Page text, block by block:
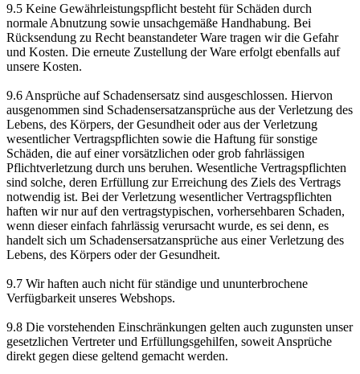
9.5 Keine Gewährleistungspflicht besteht für Schäden durch
normale Abnutzung sowie unsachgemäße Handhabung. Bei
Rücksendung zu Recht beanstandeter Ware tragen wir die Gefahr
und Kosten. Die erneute Zustellung der Ware erfolgt ebenfalls auf
unsere Kosten.
9.6 Ansprüche auf Schadensersatz sind ausgeschlossen. Hiervon
ausgenommen sind Schadensersatzansprüche aus der Verletzung des
Lebens, des Körpers, der Gesundheit oder aus der Verletzung
wesentlicher Vertragspflichten sowie die Haftung für sonstige
Schäden, die auf einer vorsätzlichen oder grob fahrlässigen
Pflichtverletzung durch uns beruhen. Wesentliche Vertragspflichten
sind solche, deren Erfüllung zur Erreichung des Ziels des Vertrags
notwendig ist. Bei der Verletzung wesentlicher Vertragspflichten
haften wir nur auf den vertragstypischen, vorhersehbaren Schaden,
wenn dieser einfach fahrlässig verursacht wurde, es sei denn, es
handelt sich um Schadensersatzansprüche aus einer Verletzung des
Lebens, des Körpers oder der Gesundheit.
9.7 Wir haften auch nicht für ständige und ununterbrochene
Verfügbarkeit unseres Webshops.
9.8 Die vorstehenden Einschränkungen gelten auch zugunsten unser
gesetzlichen Vertreter und Erfüllungsgehilfen, soweit Ansprüche
direkt gegen diese geltend gemacht werden.